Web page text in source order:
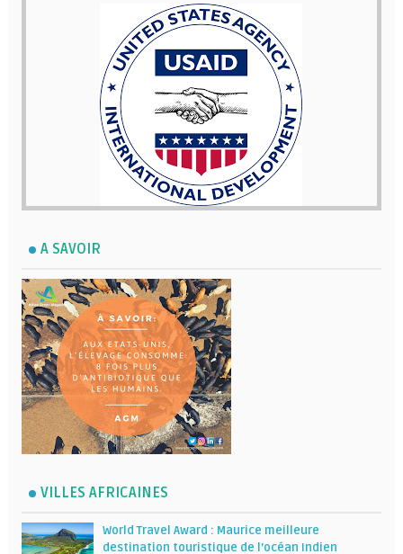
A SAVOIR
VILLES AFRICAINES
World Travel Award : Maurice meilleure
destination touristique de l’océan Indien